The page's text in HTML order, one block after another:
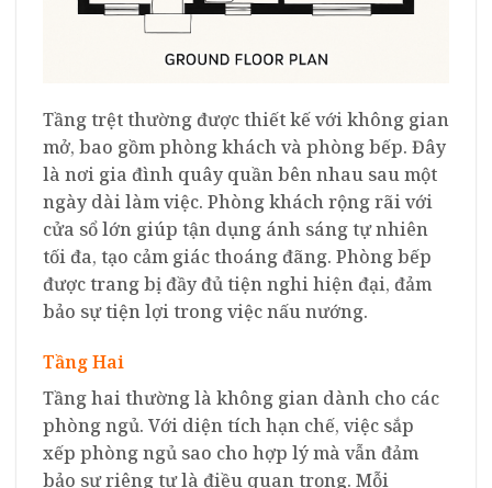
Tầng trệt thường được thiết kế với không gian
mở, bao gồm phòng khách và phòng bếp. Đây
là nơi gia đình quây quần bên nhau sau một
ngày dài làm việc. Phòng khách rộng rãi với
cửa sổ lớn giúp tận dụng ánh sáng tự nhiên
tối đa, tạo cảm giác thoáng đãng. Phòng bếp
được trang bị đầy đủ tiện nghi hiện đại, đảm
bảo sự tiện lợi trong việc nấu nướng.
Tầng Hai
Tầng hai thường là không gian dành cho các
phòng ngủ. Với diện tích hạn chế, việc sắp
xếp phòng ngủ sao cho hợp lý mà vẫn đảm
bảo sự riêng tư là điều quan trọng. Mỗi